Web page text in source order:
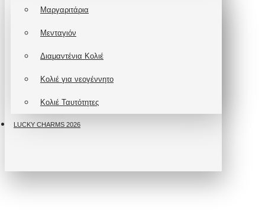
Μαργαριτάρια
Μενταγιόν
Διαμαντένια Κολιέ
Κολιέ για νεογέννητο
Κολιέ Ταυτότητες
LUCKY CHARMS 2026